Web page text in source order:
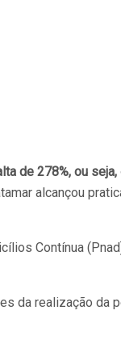
de 278%, ou seja,
alcançou
Contínua
da realização da